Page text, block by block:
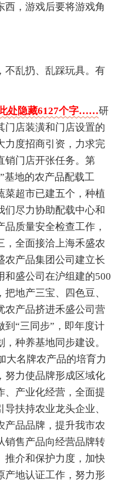
西，游戏后要将游戏角
不乱扔、乱踩玩具。有
处隐藏6127个字……研
门店装潢和门店设置的
力度招商引资，力求完
销门店开张任务。第
基地的农产品配载工
菜超市已建五个，种植
们尽力协助配载中心和
质量安全检查工作，
，全面接洽上海禾盛农
农产品集团公司建立长
和盛公司在沪组建的500
地产三宝、四色豆、
农产品挤进禾盛公司营
到“三同步”，即年度计
种养基地同步建设。
大名牌农产品的培育力
努力使品牌形成区域化
、产业化经营，全面提
扶持农业龙头企业、
产品品牌，提升我市农
销售产品向经营品牌转
推介和保护力度，加快
产地认证工作，努力形